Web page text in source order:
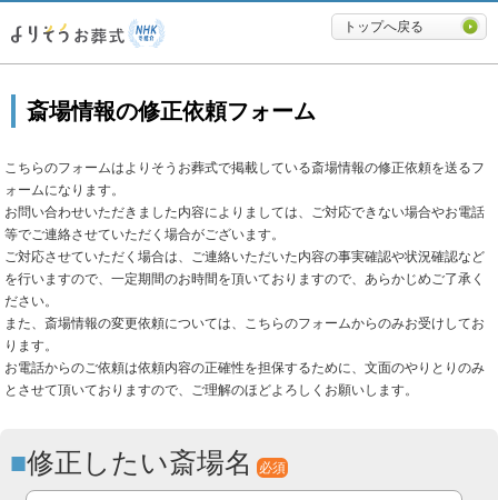
必要最低限に絞ったよりそうお
トップへ戻る
斎場情報の修正依頼フォーム
こちらのフォームはよりそうお葬式で掲載している斎場情報の修正依頼を送るフ
ォームになります。
お問い合わせいただきました内容によりましては、ご対応できない場合やお電話
等でご連絡させていただく場合がございます。
ご対応させていただく場合は、ご連絡いただいた内容の事実確認や状況確認など
を行いますので、一定期間のお時間を頂いておりますので、あらかじめご了承く
ださい。
また、斎場情報の変更依頼については、こちらのフォームからのみお受けしてお
ります。
お電話からのご依頼は依頼内容の正確性を担保するために、文面のやりとりのみ
とさせて頂いておりますので、ご理解のほどよろしくお願いします。
修正したい斎場名 必須